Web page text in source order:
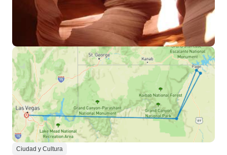
Ciudad y Cultura